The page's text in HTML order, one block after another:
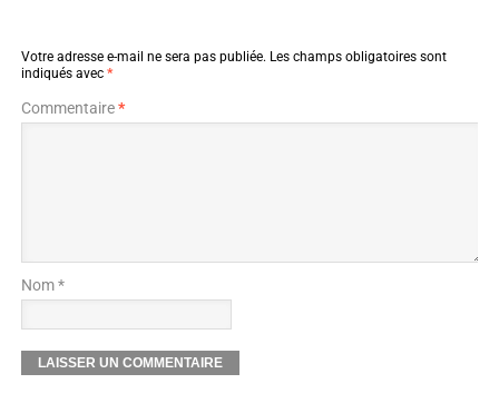
Votre adresse e-mail ne sera pas publiée. Les champs obligatoires sont
indiqués avec *
Commentaire*
Nom *